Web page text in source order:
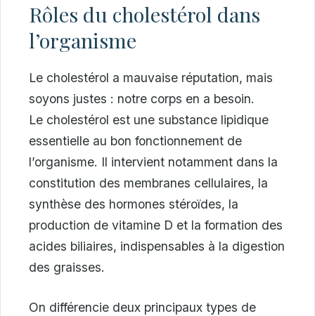
Rôles du cholestérol dans
l’organisme
Le cholestérol a mauvaise réputation, mais
soyons justes : notre corps en a besoin.
Le cholestérol est une substance lipidique
essentielle au bon fonctionnement de
l’organisme. Il intervient notamment dans la
constitution des membranes cellulaires, la
synthèse des hormones stéroïdes, la
production de vitamine D et la formation des
acides biliaires, indispensables à la digestion
des graisses.
On différencie deux principaux types de